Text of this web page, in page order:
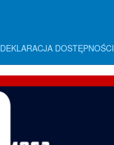
DEKLARACJA DOSTĘPNOŚCI